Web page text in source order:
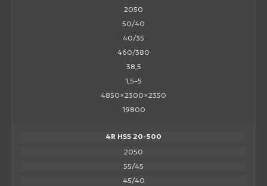
2050
50/40
40/35
460/380
38,5
1,5–5
4850×2300×2350
19800
4R HSS 20-500
2050
55/45
45/40